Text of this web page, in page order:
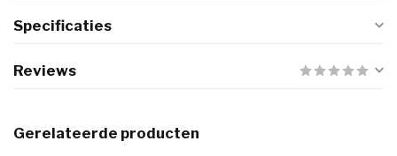
Specificaties
Reviews
Gerelateerde producten